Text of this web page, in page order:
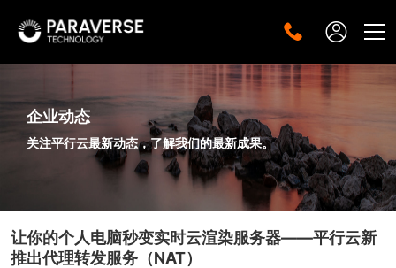
企业动态
关注平行云最新动态，了解我们的最新成果。
让你的个人电脑秒变实时云渲染服务器——平行云新
推出代理转发服务（NAT）